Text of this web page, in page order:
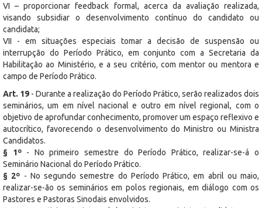
VI – proporcionar feedback formal, acerca da avaliação realizada,
visando subsidiar o desenvolvimento contínuo do candidato ou
candidata;
VII - em situações especiais tomar a decisão de suspensão ou
interrupção do Período Prático, em conjunto com a Secretaria da
Habilitação ao Ministério, e a seu critério, com mentor ou mentora e
campo de Período Prático.
Art. 19 - Durante a realização do Período Prático, serão realizados dois
seminários, um em nível nacional e outro em nível regional, com o
objetivo de aprofundar conhecimento, promover um espaço reflexivo e
autocrítico, favorecendo o desenvolvimento do Ministro ou Ministra
Candidatos.
§ 1º- No primeiro semestre do Período Prático, realizar-se-á o
Seminário Nacional do Período Prático.
§ 2º - No segundo semestre do Período Prático, em abril ou maio,
realizar-se-ão os seminários em polos regionais, em diálogo com os
Pastores e Pastoras Sinodais envolvidos.